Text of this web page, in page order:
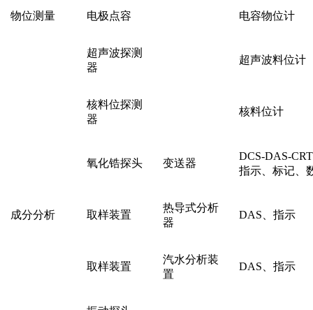
物位测量 电极点容 电容物位计
超声波探测
器
超声波料位计
核料位探测
器
核料位计
成分分析
氧化锆探头 变送器
DCS-DAS-
指示、标记、
取样装置
热导式分析
器
DAS、指示
取样装置
汽水分析装
置
DAS、指示